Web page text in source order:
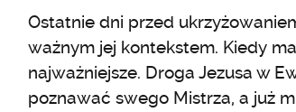
Ostatnie dni przed
ważnym jej kontekstem. Kiedy
najważniejsze. Droga Jezusa w
poznawać swego Mistrza, a już